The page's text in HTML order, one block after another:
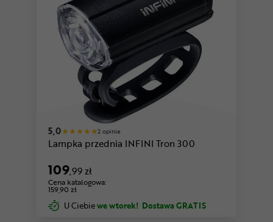
5,0 2 opinie
Lampka przednia INFINI Tron 300
109,99 zł
Cena katalogowa:
159,90 zł
U Ciebiewe wtorek! Dostawa GRATIS